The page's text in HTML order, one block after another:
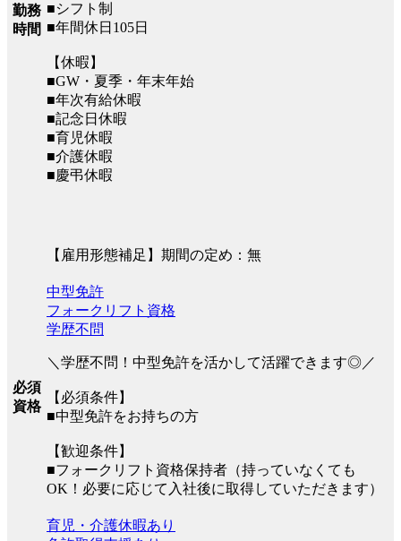
勤務
時間
■シフト制
■年間休日105日
【休暇】
■GW・夏季・年末年始
■年次有給休暇
■記念日休暇
■育児休暇
■介護休暇
■慶弔休暇
【雇用形態補足】期間の定め：無
必須
資格
中型免許
フォークリフト資格
学歴不問
＼学歴不問！中型免許を活かして活躍できます◎／
【必須条件】
■中型免許をお持ちの方
【歓迎条件】
■フォークリフト資格保持者（持っていなくても
OK！必要に応じて入社後に取得していただきます）
育児・介護休暇あり